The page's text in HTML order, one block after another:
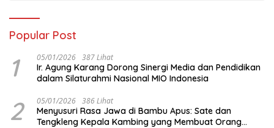
Popular Post
1 05/01/2026 387 Lihat
Ir. Agung Karang Dorong Sinergi Media dan Pendidikan
dalam Silaturahmi Nasional MIO Indonesia
2 05/01/2026 386 Lihat
Menyusuri Rasa Jawa di Bambu Apus: Sate dan
Tengkleng Kepala Kambing yang Membuat Orang